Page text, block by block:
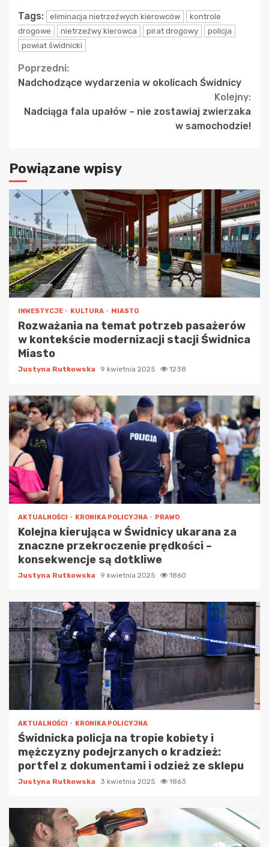
Tags: eliminacja nietrzeźwych kierowców
kontrole
drogowe
nietrzeźwy kierowca pirat drogowy
policja
powiat świdnicki
Continue
Reading
Poprzedni:
Nadchodzące wydarzenia w okolicach Świdnicy
Kolejny:
Nadciąga fala upałów – nie zostawiaj zwierzaka
w samochodzie!
Powiązane wpisy
INWESTYCJE KULTURA MIASTO
Rozważania na temat potrzeb pasażerów
w kontekście modernizacji stacji Świdnica
Miasto
Justyna Rutkowska 9 kwietnia 2025 1238
AKTUALNOŚCI KRONIKA POLICYJNA PRAWO
Kolejna kierująca w Świdnicy ukarana za
znaczne przekroczenie prędkości –
konsekwencje są dotkliwe
Justyna Rutkowska 9 kwietnia 2025 1860
AKTUALNOŚCI KRONIKA POLICYJNA
Świdnicka policja na tropie kobiety i
mężczyzny podejrzanych o kradzież:
portfel z dokumentami i odzież ze sklepu
Justyna Rutkowska 3 kwietnia 2025 1863